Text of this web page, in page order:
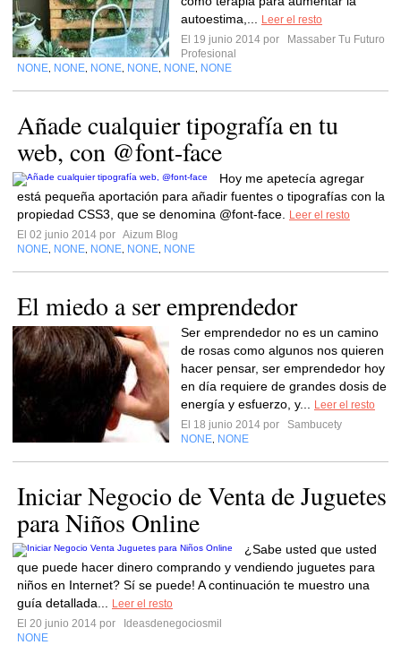
autoestima,...
Leer el resto
El 19 junio 2014 por
Massaber Tu Futuro
Profesional
NONE NONE NONE NONE NONE NONE
Añade cualquier tipografía en tu
web, con @font-face
Hoy me apetecía agregar
está pequeña aportación para añadir fuentes o tipografías con la
propiedad CSS3, que se denomina @font-face.
Leer el resto
El 02 junio 2014 por Aizum Blog
NONE NONE NONE NONE NONE
El miedo a ser emprendedor
Ser emprendedor no es un camino
de rosas como algunos nos quieren
hacer pensar, ser emprendedor hoy
en día requiere de grandes dosis de
energía y esfuerzo, y...
Leer el resto
El 18 junio 2014 por
Sambucety
NONE NONE
Iniciar Negocio de Venta de Juguetes
para Niños Online
¿Sabe usted que usted
que puede hacer dinero comprando y vendiendo juguetes para
niños ​​en Internet? Sí se puede! A continuación te muestro una
guía detallada...
Leer el resto
El 20 junio 2014 por
Ideasdenegociosmil
NONE